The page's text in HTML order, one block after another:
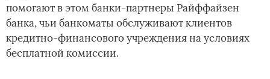
помогают в этом банки-партнеры Райффайзен
банка, чьи банкоматы обслуживают клиентов
кредитно-финансового учреждения на условиях
бесплатной комиссии.